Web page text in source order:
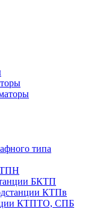
типа
БКТП
КТПв
КТПТО, СПБ